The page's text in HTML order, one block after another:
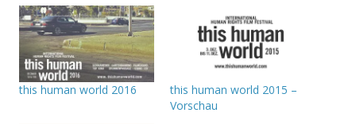
this human world 2016
this human world 2015 –
Vorschau